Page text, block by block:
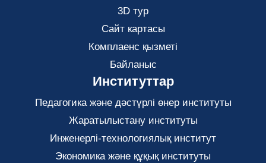
3D тур
Сайт картасы
Комплаенс қызметі
Байланыс
Институттар
Педагогика және дәстүрлі өнер институты
Жаратылыстану институты
Инженерлі-технологиялық институт
Экономика және құқық институты